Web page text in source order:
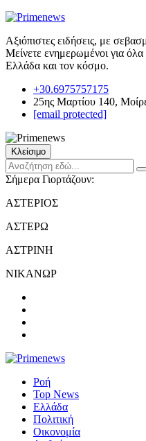
Αξιόπιστες ειδήσεις, με
Μείνετε ενημερωμένοι για
Ελλάδα και τον κόσμο.
+30.6975757175
25ης Μαρτίου 140,
[email protected]
Κλείσιμο
Σήμερα Γιορτάζουν:
ΑΣΤΕΡΙΟΣ
ΑΣΤΕΡΩ
ΑΣΤΡΙΝΗ
ΝΙΚΑΝΩΡ
Ροή
Top News
Ελλάδα
Πολιτική
Οικονομία